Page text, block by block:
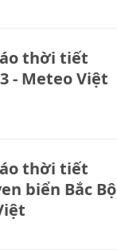
thời tiết
- Meteo Việt
thời tiết
biển Bắc Bộ